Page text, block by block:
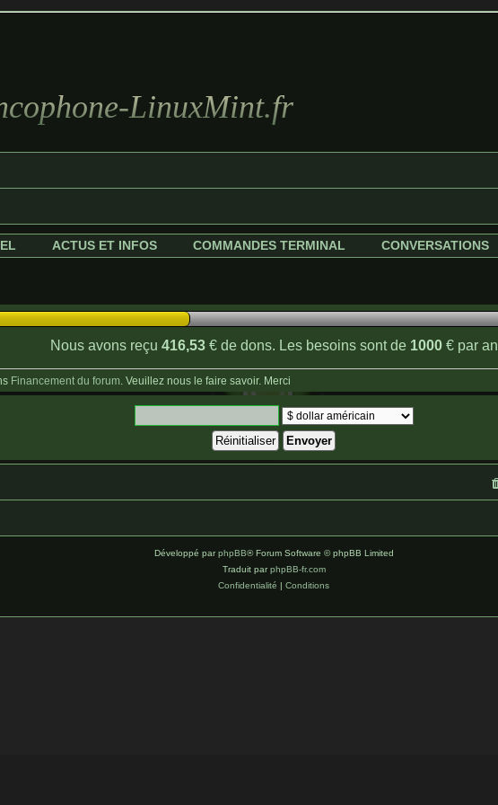
LinuxMint.fr
ACTUS ET INFOS COMMANDES TERMINAL CONVERSATIONS
Nous avons reçu 416,53€ de dons. Les besoins sont de 1000€ par an
Financement du forum. Veuillez nous le faire savoir. Merci
Développé parphpBB® Forum Software © phpBB Limited
Traduit parphpBB-fr.com
Confidentialité
Conditions